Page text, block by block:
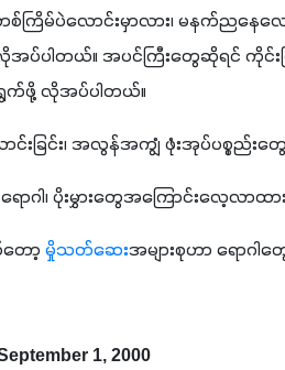
ကြိမ်ပဲလောင်းမှာလား၊ မနက်ညန
ပ်ပါတယ်။ အပင်ကြီးတွေဆိုရင် ကိုင်းဖ
က်ဖို့ လိုအပ်ပါတယ်။
ခြင်း၊ အလွန်အကျွံ ဖုံးအုပ်ပစ္စည်းတွေသုံ
ာဂါ၊ ပိုးမွှားတွေအကြောင်းလေ့လာထား
တော့ မှိုသတ်ဆေးအများစုဟာ ရော
1, 2000